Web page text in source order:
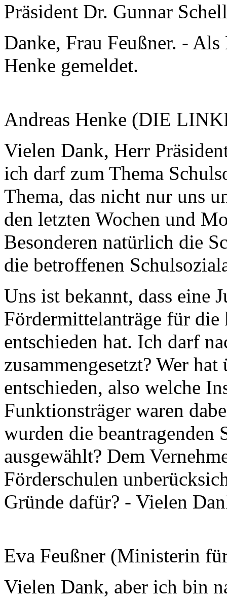
Präsident Dr. Gunnar
Danke, Frau Feußner. -
Henke gemeldet.
Andreas Henke (DIE
Vielen Dank, Herr
ich darf zum Thema
Thema, das nicht nur uns
den letzten Wochen und
Besonderen natürlich die
die betroffenen
Uns ist bekannt, dass eine
Fördermittelanträge für die
entschieden hat. Ich darf
zusammengesetzt? Wer
entschieden, also welche
Funktionsträger waren
wurden die beantragenden
ausgewählt? Dem
Förderschulen
Gründe dafür? - Vielen
Eva Feußner (Ministerin
Vielen Dank, aber ich bin